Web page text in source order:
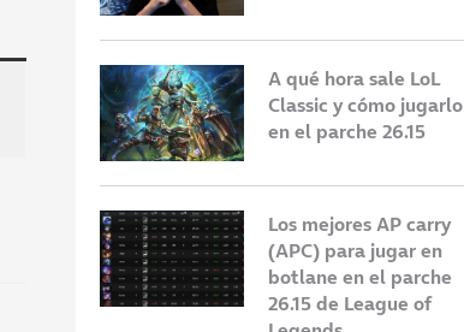
A qué hora sale LoL
Classic y cómo jugarlo
en el parche 26.15
Los mejores AP carry
(APC) para jugar en
botlane en el parche
26.15 de League of